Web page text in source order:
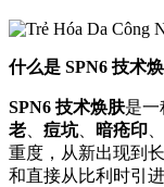
什么是 SPN6 技术
SPN6 技术焕肤是一
老
痘坑、 暗疮印
重度，从新出现到
和直接从比利时引